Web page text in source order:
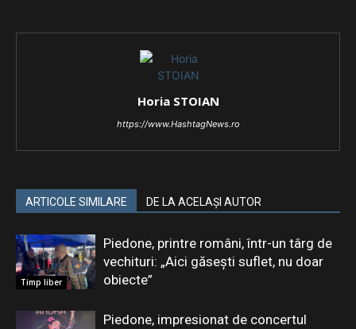
Horia STOIAN
https://www.HashtagNews.ro
ARTICOLE SIMILARE DE LA ACELAȘI AUTOR
Timp liber
Piedone, printre români, într-un târg de
vechituri: „Aici găsești suflet, nu doar
obiecte”
Piedone, impresionat de concertul